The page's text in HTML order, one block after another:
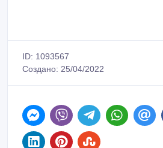
ID: 1093567
Создано: 25/04/2022